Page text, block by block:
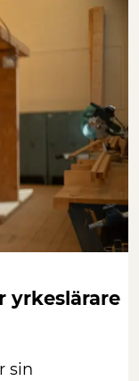
yrkeslärare
sin